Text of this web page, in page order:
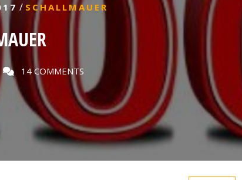
/ SCHALLMAUER
14 COMMENTS